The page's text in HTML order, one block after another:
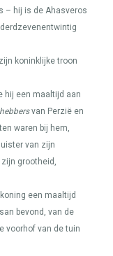
– hij is de Ahasveros
koninklijke troon
hij een maaltijd aan
van Perzië en
waren bij hem,
van zijn
grootheid,
een maaltijd
bevond, van de
voorhof van de tuin